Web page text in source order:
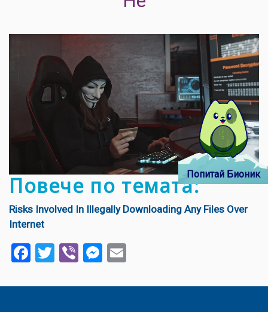
Повече по темата:
Risks Involved In Illegally Downloading Any Files Over
Internet
Facebook
Twitter
ViberMessenger
Попитай Бионик